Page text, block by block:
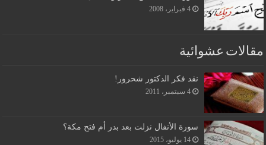
4 فبراير، 2008
مقالات عشوائية
نقد فكر الدكتور شحرور!
4 سبتمبر، 2011
سورة الأنفال نزلت بعد بدر أم فتح مكة؟
14 يوليو، 2015